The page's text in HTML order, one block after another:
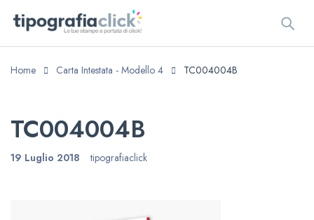
Home Carta Intestata - Modello 4 TC004004B
TC004004B
19 Luglio 2018 tipografiaclick